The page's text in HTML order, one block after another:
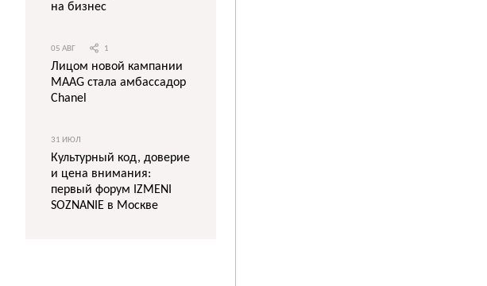
на бизнес
05 АВГ 1
Лицом новой кампании
MAAG стала амбассадор
Chanel
31 ИЮЛ
Культурный код, доверие
и цена внимания:
первый форум IZMENI
SOZNANIE в Москве